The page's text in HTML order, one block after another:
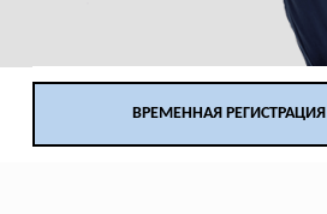
ВРЕМЕННАЯ РЕГИСТРАЦИЯ